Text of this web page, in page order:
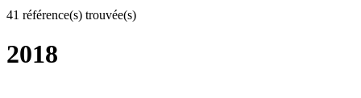
41 référence(s) trouvée(s)
2018